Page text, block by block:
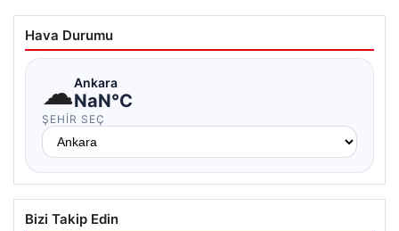
Hava Durumu
☁Ankara
NaN°C
ŞEHIR SEÇ
Bizi Takip Edin